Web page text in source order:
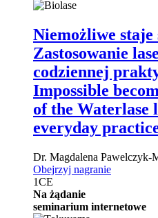
Niemożliwe staje
Zastosowanie
codziennej
Impossible
of the Waterlase
everyday
Dr. Magdalena Pawelczyk-
Obejrzyj nagranie
1CE
Na żądanie
seminarium internetowe